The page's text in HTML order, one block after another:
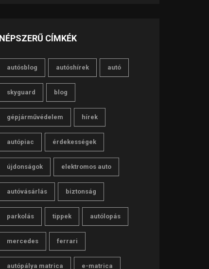
NÉPSZERŰ CÍMKÉK
autósblog autóshírek autó
skyguard blog
gépjárművédelem hírek
autópiac érdekességek
újdonságok elektromos auto
autóvásárlás biztonság
parkolás tippek autólopás
mercedes ferrari
autópálya matrica e-matrica